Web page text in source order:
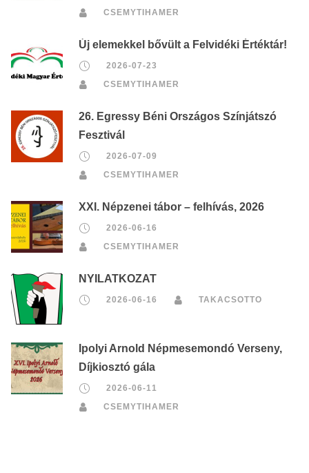
CSEMYTIHAMER
Új elemekkel bővült a Felvidéki Értéktár!
2026-07-23
CSEMYTIHAMER
26. Egressy Béni Országos Színjátszó
Fesztivál
2026-07-09
CSEMYTIHAMER
XXI. Népzenei tábor – felhívás, 2026
2026-06-16
CSEMYTIHAMER
NYILATKOZAT
2026-06-16 TAKACSOTTO
Ipolyi Arnold Népmesemondó Verseny,
Díjkiosztó gála
2026-06-11
CSEMYTIHAMER